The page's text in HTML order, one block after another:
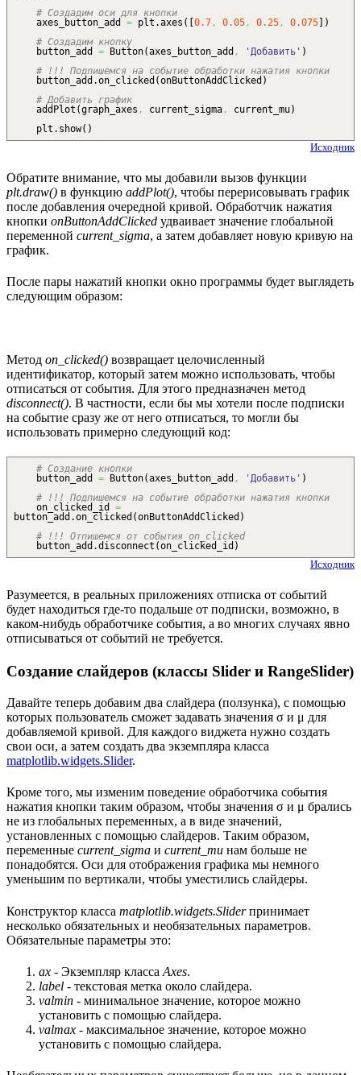
# Создадим оси для кнопки
axes_button_add = plt.axes ( [0.7 , 0.05 , 0.25 , 0.075] )
# Создадим кнопку
button_add = Button(axes_button_add , 'Добавить' )
# !!! Подпишемся на событие обработки нажатия кнопки
button_add.on_clicked (onButtonAddClicked )
# Добавить график
addPlot (graph_axes , current_sigma , current_mu)
plt. show( )
Исходник
Обратите внимание, что мы добавили вызов функции
plt.draw() в функцию addPlot(), чтобы перерисовывать график
после добавления очередной кривой. Обработчик нажатия
кнопки onButtonAddClicked удваивает значение глобальной
переменной current_sigma, а затем добавляет новую кривую на
график.
После пары нажатий кнопки окно программы будет выглядеть
следующим образом:
Метод on_clicked() возвращает целочисленный
идентификатор, который затем можно использовать, чтобы
отписаться от события. Для этого предназначен метод
disconnect(). В частности, если бы мы хотели после подписки
на событие сразу же от него отписаться, то могли бы
использовать примерно следующий код:
# Создание кнопки
button_add = Button(axes_button_add , 'Добавить' )
# !!! Подпишемся на событие обработки нажатия кнопки
on_clicked_id =
button_add.on_clicked (onButtonAddClicked )
# !!! Отпишемся от события on_clicked
button_add.disconnect (on_clicked_id )
Исходник
Разумеется, в реальных приложениях отписка от событий
будет находиться где-то подальше от подписки, возможно, в
каком-нибудь обработчике события, а во многих случаях явно
отписываться от событий не требуется.
Создание слайдеров (классы Slider и RangeSlider)
Давайте теперь добавим два слайдера (ползунка), с помощью
которых пользователь сможет задавать значения σ и μ для
добавляемой кривой. Для каждого виджета нужно создать
свои оси, а затем создать два экземпляра класса
matplotlib.widgets.Slider.
Кроме того, мы изменим поведение обработчика события
нажатия кнопки таким образом, чтобы значения σ и μ брались
не из глобальных переменных, а в виде значений,
установленных с помощью слайдеров. Таким образом,
переменные current_sigma и current_mu нам больше не
понадобятся. Оси для отображения графика мы немного
уменьшим по вертикали, чтобы уместились слайдеры.
Конструктор класса matplotlib.widgets.Sliderпринимает
несколько обязательных и необязательных параметров.
Обязательные параметры это:
ax - Экземпляр класса Axes.
label - текстовая метка около слайдера.
valmin - минимальное значение, которое можно
установить с помощью слайдера.
valmax - максимальное значение, которое можно
установить с помощью слайдера.